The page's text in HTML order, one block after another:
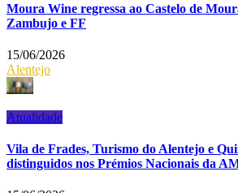
Moura Wine regressa ao Castelo de
Zambujo e FF
15/06/2026
Alentejo
Atualidade
Vila de Frades, Turismo do Alentejo e
distinguidos nos Prémios Nacionais da